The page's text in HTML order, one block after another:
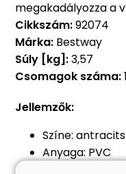
megakadályozza a
Cikkszám:92074
Márka: Bestway
Súly [kg]:3,57
Csomagok száma:1
Jellemzők:
Színe:
Anyaga: PVC